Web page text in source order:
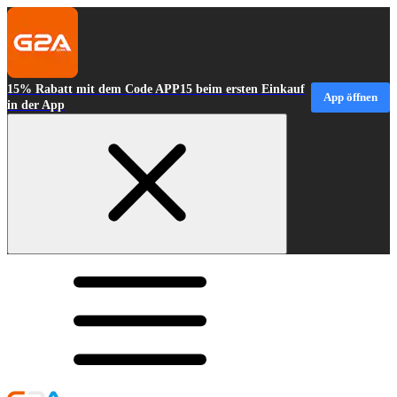
15% Rabatt mit dem Code APP15 beim ersten Einkauf
in der App
App öffnen